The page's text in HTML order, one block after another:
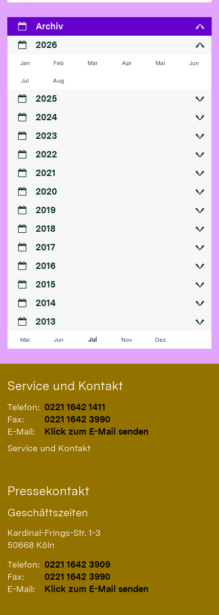
Archiv
2026
Jan Feb Mär Apr Mai Jun
Jul Aug
2025
2024
2023
2022
2021
2020
2019
2018
2017
2016
2015
2014
2013
Mai Jun Jul Nov Dez
Service und Kontakt
Telefon: 0221 1642 1411
Fax:
0221 1642 3990
E-Mail:
Klick zum E-Mail senden
Service und Kontakt
Pressekontakt
Geschäftszeiten
Kardinal-Frings-Str. 1-3
50668 Köln
Telefon: 0221 1642 3909
Fax:
0221 1642 3990
E-Mail:
Klick zum E-Mail senden